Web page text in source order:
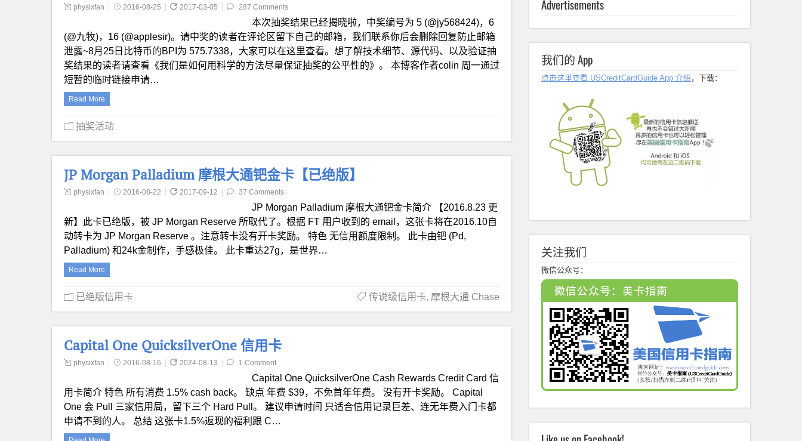
physixfan 2016-08-25 2017-03-05 287 Comments
本次抽奖结果已经揭晓啦，中奖编号为 5 (@jy568424)，6
(@九牧)，16 (@applesir)。请中奖的读者在评论区留下自己的邮箱，我们联系你后会删除回复防止邮箱
泄露~8月25日比特币的BPI为 575.7338，大家可以在这里查看。想了解技术细节、源代码、以及验证抽
奖结果的读者请查看《我们是如何用科学的方法尽量保证抽奖的公平性的》。 本博客作者colin 周一通过
短暂的临时链接申请…
Read More
抽奖活动
JP Morgan Palladium 摩根大通钯金卡【已绝版】
physixfan 2016-08-22 2017-09-12 37 Comments
JP Morgan Palladium 摩根大通钯金卡简介 【2016.8.23 更
新】此卡已绝版，被 JP Morgan Reserve 所取代了。根据 FT 用户收到的 email，这张卡将在2016.10自
动转卡为 JP Morgan Reserve 。注意转卡没有开卡奖励。 特色 无信用额度限制。 此卡由钯 (Pd,
Palladium) 和24k金制作，手感极佳。 此卡重达27g，是世界…
Read More
已绝版信用卡 传说级信用卡, 摩根大通 Chase
Capital One QuicksilverOne 信用卡
physixfan 2016-08-16 2024-08-13 1 Comment
Capital One QuicksilverOne Cash Rewards Credit Card 信
用卡简介 特色 所有消费 1.5% cash back。 缺点 年费 $39，不免首年年费。 没有开卡奖励。 Capital
One 会 Pull 三家信用局，留下三个 Hard Pull。 建议申请时间 只适合信用记录巨差、连无年费入门卡都
申请不到的人。 总结 这张卡1.5%返现的福利跟 C…
Advertisements
我们的 App
点击这里查看 USCreditCardGuide App 介绍 ，下载：
关注我们
微信公众号：